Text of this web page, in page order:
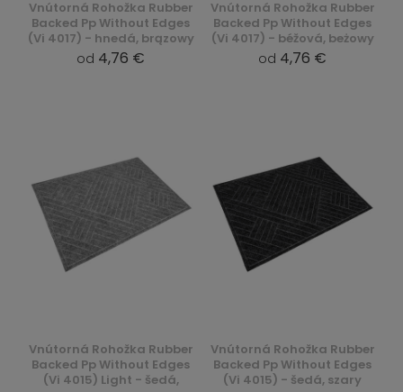
Vnútorná Rohožka Rubber
Backed Pp Without Edges
(Vi 4017) - hnedá, brązowy
od 4,76 €
Vnútorná Rohožka Rubber
Backed Pp Without Edges
(Vi 4017) - béžová, beżowy
od 4,76 €
Vnútorná Rohožka Rubber
Backed Pp Without Edges
(Vi 4015) Light - šedá,
Vnútorná Rohožka Rubber
Backed Pp Without Edges
(Vi 4015) - šedá, szary